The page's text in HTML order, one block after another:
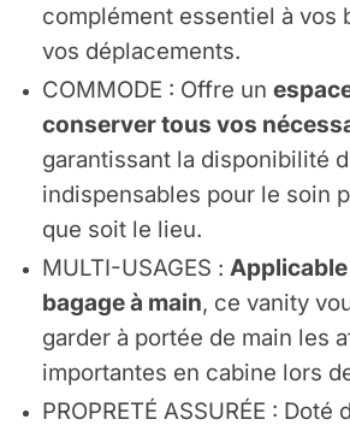
complément essentiel à vos
vos déplacements.
COMMODE : Offre un
conserver tous vos
garantissant la disponibilité
indispensables pour le soin
que soit le lieu.
MULTI-USAGES :
bagage à main, ce vanity
garder à portée de main les
importantes en cabine lors
PROPRETÉ ASSURÉE : Doté